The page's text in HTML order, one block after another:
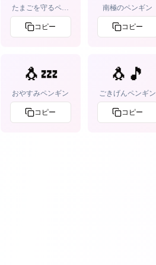
たまごを守るペン
ギン
コピー
南極のペンギン
コピー
🐧💤
おやすみペンギン
コピー
🐧🎵
ごきげんペンギン
コピー